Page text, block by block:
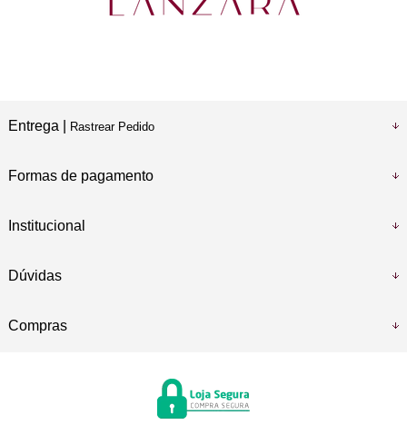
Entrega | Rastrear Pedido
Formas de pagamento
Institucional
Dúvidas
Compras